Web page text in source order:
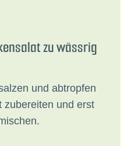
zu wässrig
und abtropfen
zubereiten und erst